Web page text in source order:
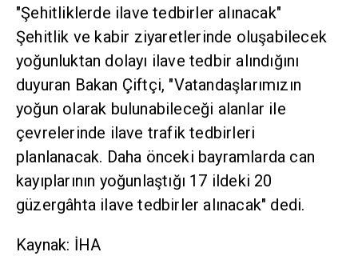
"Şehitliklerde ilave tedbirler alınacak"
Şehitlik ve kabir ziyaretlerinde oluşabilecek
yoğunluktan dolayı ilave tedbir alındığını
duyuran Bakan Çiftçi, "Vatandaşlarımızın
yoğun olarak bulunabileceği alanlar ile
çevrelerinde ilave trafik tedbirleri
planlanacak. Daha önceki bayramlarda can
kayıplarının yoğunlaştığı 17 ildeki 20
güzergâhta ilave tedbirler alınacak" dedi.
Kaynak: İHA